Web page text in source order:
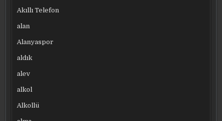
Akıllı Telefon
alan
Alanyaspor
aldık
alev
alkol
Alkollü